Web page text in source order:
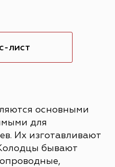
лист
основными
для
Их изготавливают
бывают